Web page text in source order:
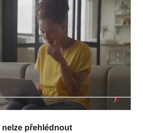
nelze přehlédnout